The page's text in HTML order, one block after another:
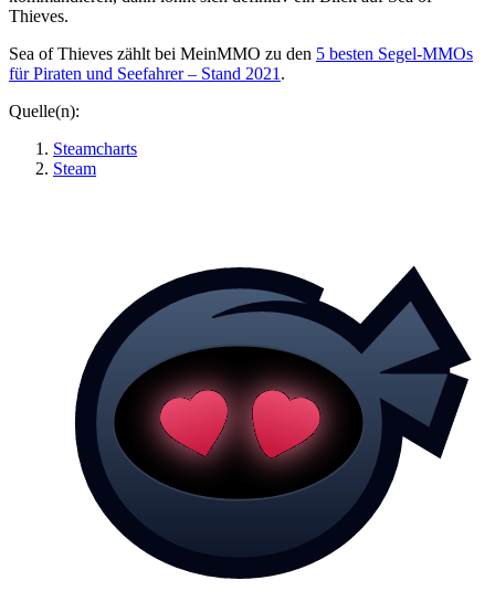
Thieves.
Sea of Thieves zählt bei MeinMMO zu den 5 besten Segel-MMOs
für Piraten und Seefahrer – Stand 2021.
Quelle(n):
Steamcharts
Steam